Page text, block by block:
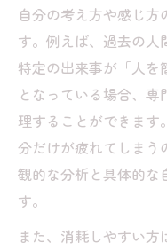
自分の考え方や感じ
す。例えば、過去の人
特定の出来事が「人を
となっている場合、
理することができます
分だけが疲れてしまう
観的な分析と具体的な
す。
また、消耗しやすい